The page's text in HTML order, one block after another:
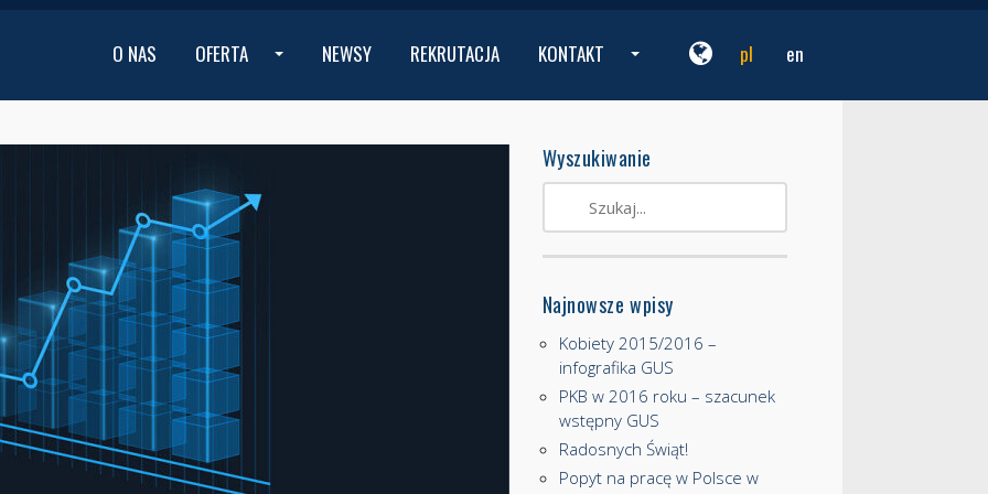
pl en
O NAS
OFERTA
...
NEWSY REKRUTACJA
KONTAKT
...
Wyszukiwanie
Najnowsze wpisy
Kobiety 2015/2016 –
infografika GUS
PKB w 2016 roku – szacunek
wstępny GUS
Radosnych Świąt!
Popyt na pracę w Polsce w